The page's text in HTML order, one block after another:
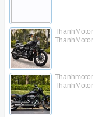
ThanhMotor
Thanhmotor
ThanhMotor